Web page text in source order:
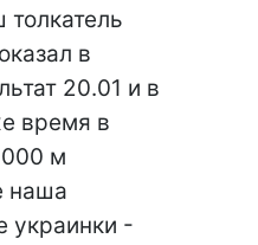
в
20.01 и в
время в
000 м
наша
украинки -